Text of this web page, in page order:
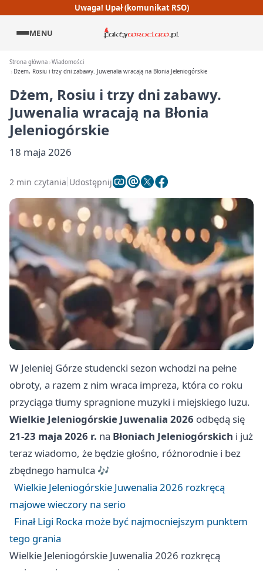
Uwaga! Upał (komunikat RSO)
MENU
Strona główna Wiadomości
Dżem, Rosiu i trzy dni zabawy. Juwenalia wracają na Błonia Jeleniogórskie
Dżem, Rosiu i trzy dni zabawy.
Juwenalia wracają na Błonia
Jeleniogórskie
18 maja 2026
2 min czytania Udostępnij
W Jeleniej Górze studencki sezon wchodzi na pełne
obroty, a razem z nim wraca impreza, która co roku
przyciąga tłumy spragnione muzyki i miejskiego luzu.
Wielkie Jeleniogórskie Juwenalia 2026 odbędą się
21-23 maja 2026 r. na Błoniach Jeleniogórskich i już
teraz wiadomo, że będzie głośno, różnorodnie i bez
zbędnego hamulca 🎶
Wielkie Jeleniogórskie Juwenalia 2026 rozkręcą
majowe wieczory na serio
Finał Ligi Rocka może być najmocniejszym punktem
tego grania
Wielkie Jeleniogórskie Juwenalia 2026 rozkręcą